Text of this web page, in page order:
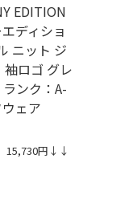
EDITION
ディショ
ニット ジ
袖ロゴ グレ
ンク：A-
ウェア
15,730円↓↓